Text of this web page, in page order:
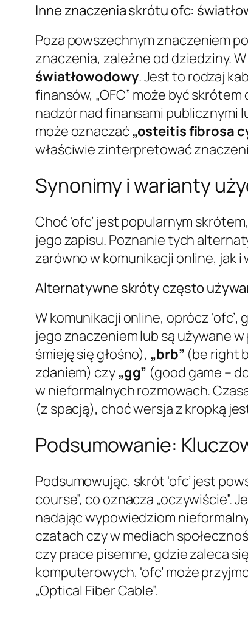
Inne znaczenia skrótu ofc:
Poza powszechnym znaczeniem
znaczenia, zależne od dziedziny.
światłowodowy. Jest to rodzaj
finansów, „OFC” może być
nadzór nad finansami publicznymi
może oznaczać „osteitis fibrosa
właściwie zinterpretować
Synonimy i warianty
Choć 'ofc’ jest popularnym
jego zapisu. Poznanie tych
zarówno w komunikacji online, jak
Alternatywne skróty często
W komunikacji online, oprócz
jego znaczeniem lub są używane
śmieję się głośno), „brb” (be right
zdaniem) czy„gg” (good game –
w nieformalnych rozmowach.
(z spacją), choć wersja z kropką
Podsumowanie:
Podsumowując, skrót 'ofc’ jest
course”, co oznacza
nadając wypowiedziom
czatach czy w mediach
czy prace pisemne, gdzie zaleca
komputerowych, 'ofc’ może
„Optical Fiber Cable”.